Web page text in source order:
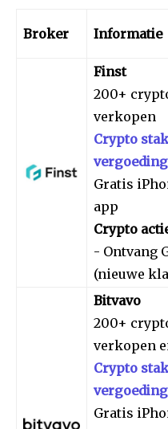
Broker Informatie
Finst
200+
verkopen
Crypto
Gratis
app
Crypto
- Ontvang
(nieuwe
Bitvavo
200+
verkopen
Crypto
Gratis